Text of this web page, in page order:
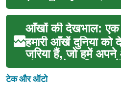
है। यह पर्यावरण
विकास के लिए ...
हमारी आँखें दुनिया को
जरिया हैं, जो हमें
सुंदरता और
कराती हैं। आधुनिक ...
टेक और ऑटो